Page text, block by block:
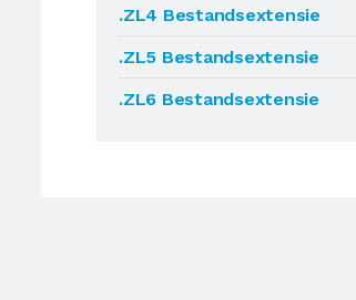
.ZL4 Bestandsextensie
.ZL5 Bestandsextensie
.ZL6 Bestandsextensie